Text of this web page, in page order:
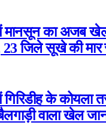
का अजब खेल:
23 जिले सूखे की मार
गिरिडीह के कोयला
बैलगाड़ी वाला खेल